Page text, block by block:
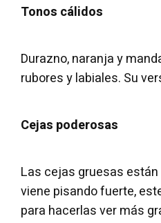
Tonos cálidos
Durazno, naranja y
rubores y labiales. Su
Cejas poderosas
Las cejas gruesas
viene pisando fuerte,
para hacerlas ver más